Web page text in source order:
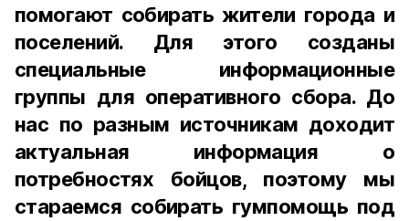
помогают собирать жители города и
поселений. Для этого созданы
специальные информационные
группы для оперативного сбора. До
нас по разным источникам доходит
актуальная информация о
потребностях бойцов, поэтому мы
стараемся собирать гумпомощь под